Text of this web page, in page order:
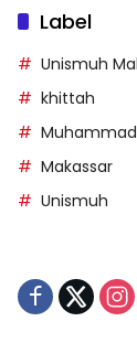
Label
Unismuh
khittah
Makassar
Unismuh